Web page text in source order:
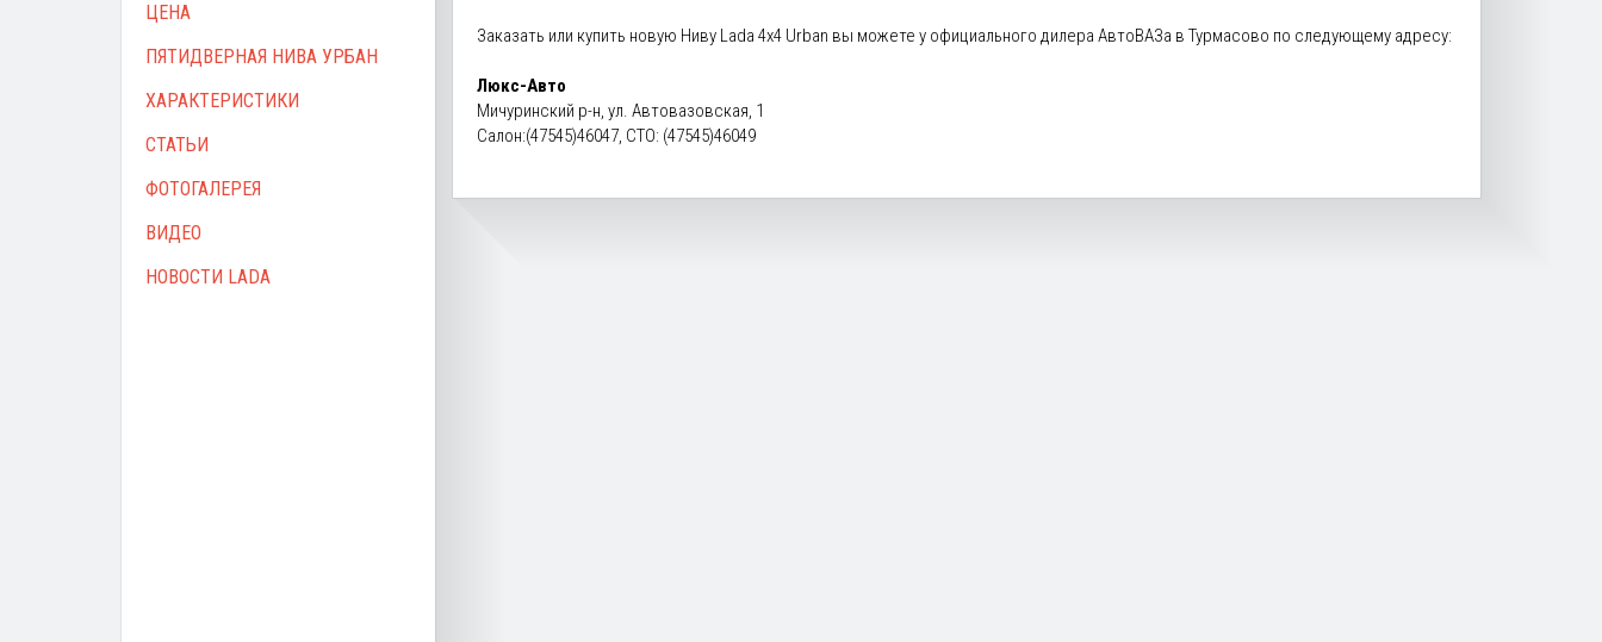
ЦЕНА
ПЯТИДВЕРНАЯ НИВА УРБАН
ХАРАКТЕРИСТИКИ
СТАТЬИ
ФОТОГАЛЕРЕЯ
ВИДЕО
НОВОСТИ LADA
Заказать или купить новую Ниву Lada 4x4 Urban вы можете у официального дилера АвтоВАЗа в Турмасово по следующему адресу:
Люкс-Авто
Мичуринский р-н, ул. Автовазовская, 1
Салон:(47545)46047, СТО: (47545)46049